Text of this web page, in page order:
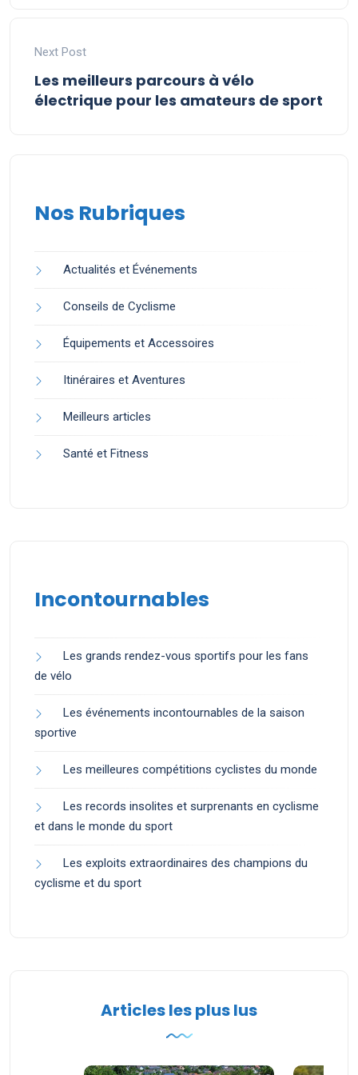
Next Post
Les meilleurs parcours à vélo
électrique pour les amateurs de sport
Nos Rubriques
Actualités et Événements
Conseils de Cyclisme
Équipements et Accessoires
Itinéraires et Aventures
Meilleurs articles
Santé et Fitness
Incontournables
Les grands rendez-vous sportifs pour les fans
de vélo
Les événements incontournables de la saison
sportive
Les meilleures compétitions cyclistes du monde
Les records insolites et surprenants en cyclisme
et dans le monde du sport
Les exploits extraordinaires des champions du
cyclisme et du sport
Articles les plus lus